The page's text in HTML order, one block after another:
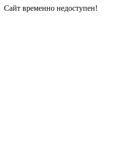
Сайт временно недоступен!